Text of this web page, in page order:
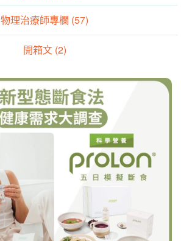
物理治療師專欄 (57)
開箱文 (2)